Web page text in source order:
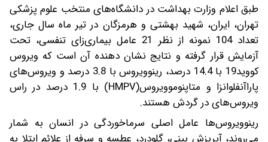
طبق اعلام وزارت بهداشت در دانشگاه‌های منتخب علوم پزشکی
تهران، ایران، شهید بهشتی و هرمزگان در تیر ماه سال جاری،
تعداد 104 نمونه از نظر 21 عامل بیماری‌زای تنفسی، تحت
آزمایش قرار گرفته و نتایج نشان دهنده آن است که ویروس
کووید19 با 14.4 درصد، رینوویروس با 3.8 درصد و ویروس‌های
پاراآنفلوانزا و متاپنوموویروس(HMPV) با 1.9 درصد در راس
ویروس‌های در گردش هستند.
رینوویروس‌ها عامل اصلی سرماخوردگی در انسان به شمار
می‌روند، آبریزش بینی، گلودرد، عطسه و سرفه از علائم ابتلا به